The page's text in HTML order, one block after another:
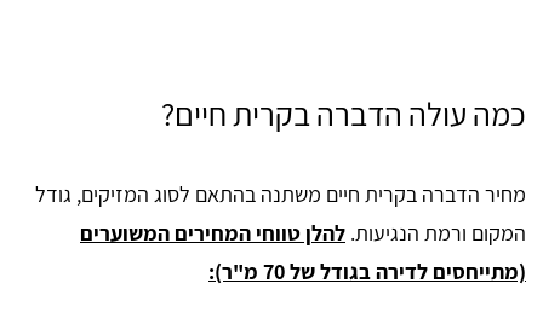
כמה עולה הדברה בקרית חיים?
מחיר הדברה בקרית חיים משתנה בהתאם לסוג המזיקים, גודל
המקום ורמת הנגיעות. להלן טווחי המחירים המשוערים
(מתייחסים לדירה בגודל של 70 מ"ר):